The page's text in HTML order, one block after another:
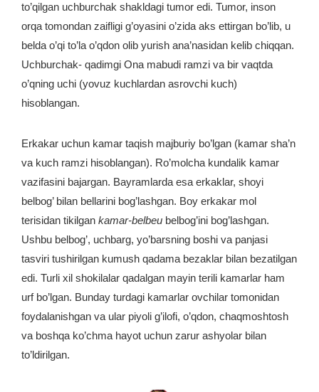
to’qilgan uchburchak shakldagi tumor edi. Tumor, inson
orqa tomondan zaifligi g’oyasini o’zida aks ettirgan bo’lib, u
belda o’qi to’la o’qdon olib yurish ana’nasidan kelib chiqqan.
Uchburchak- qadimgi Ona mabudi ramzi va bir vaqtda
o’qning uchi (yovuz kuchlardan asrovchi kuch)
hisoblangan.
Erkakar uchun kamar taqish majburiy bo’lgan (kamar sha’n
va kuch ramzi hisoblangan). Ro’molcha kundalik kamar
vazifasini bajargan. Bayramlarda esa erkaklar, shoyi
belbog’ bilan bellarini bog’lashgan. Boy erkakar mol
terisidan tikilgan kamar-belbeu belbog’ini bog’lashgan.
Ushbu belbog’, uchbarg, yo’barsning boshi va panjasi
tasviri tushirilgan kumush qadama bezaklar bilan bezatilgan
edi. Turli xil shokilalar qadalgan mayin terili kamarlar ham
urf bo’lgan. Bunday turdagi kamarlar ovchilar tomonidan
foydalanishgan va ular piyoli g’ilofi, o’qdon, chaqmoshtosh
va boshqa ko’chma hayot uchun zarur ashyolar bilan
to’ldirilgan.